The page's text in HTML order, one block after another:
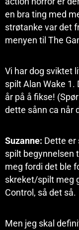
en bra ting med
strøtanke var det
menyen til The
Vi har dog sviktet
spilt Alan Wake
år på å fikse!
dette sånn ca når
Suzanne: Dette er
spilt begynnelsen
meg fordi det ble
skreket/spilt meg
Control, så det så.
Men jeg skal